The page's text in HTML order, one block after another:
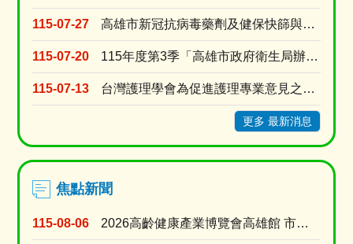
115-07-27 高雄市新冠抗病毒藥劑及健保快篩與自費快篩醫療院所名單
115-07-20 115年度第3季「高雄市政府衛生局辦理長期照顧十年計畫3.0居家式照顧暨喘息服務特約審查」
115-07-13 台灣護理學會為促進護理專業意見之蒐集與交流，強化護理人員參與公共事務及政策發展之機會建置「公....
更多 最新消息
焦點新聞
115-08-06 2026高齡健康產業博覽會高雄館 市府公私協力打造多元支持中高齡長輩生活方案